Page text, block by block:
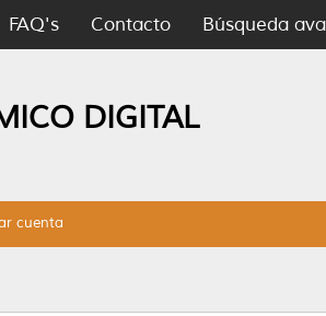
FAQ's Contacto Búsqueda
DIGITAL
cuenta